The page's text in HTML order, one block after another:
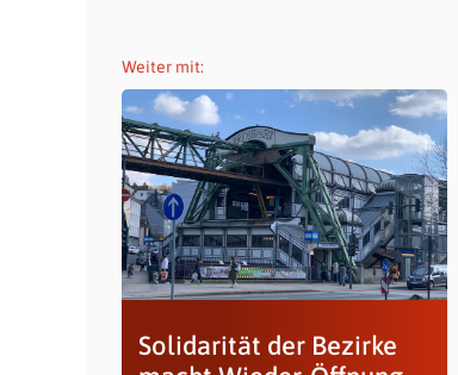
Weiter mit:
Solidarität der Bezirke